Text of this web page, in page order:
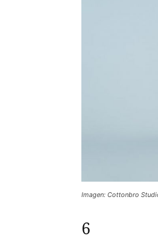
Imagen: Cottonbro
6